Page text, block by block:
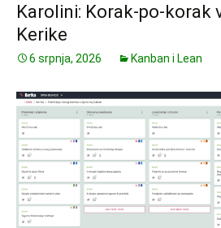
Karolini: Korak-po-korak
Kerike
6 srpnja, 2026 Kanban i Lean